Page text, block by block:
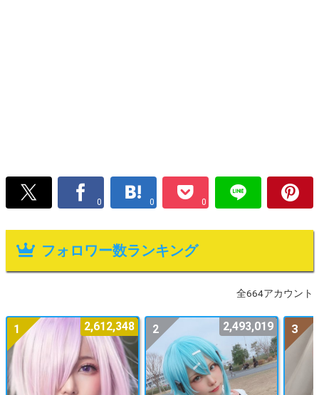
0 0 0
フォロワー数ランキング
全664アカウント
1 2,612,348 2 2,493,019 3